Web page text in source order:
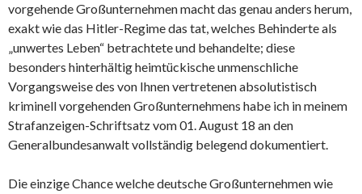
vorgehende Großunternehmen macht das genau anders herum,
exakt wie das Hitler-Regime das tat, welches Behinderte als
„unwertes Leben“ betrachtete und behandelte; diese
besonders hinterhältig heimtückische unmenschliche
Vorgangsweise des von Ihnen vertretenen absolutistisch
kriminell vorgehenden Großunternehmens habe ich in meinem
Strafanzeigen-Schriftsatz vom 01. August 18 an den
Generalbundesanwalt vollständig belegend dokumentiert.
Die einzige Chance welche deutsche Großunternehmen wie